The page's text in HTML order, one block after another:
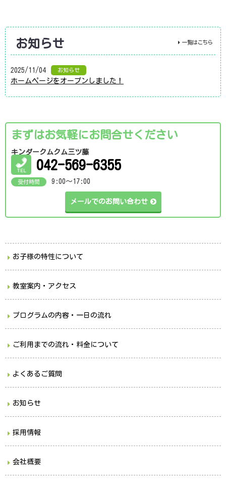
お知らせ
2025/11/04 お知らせ
ホームページをオープンしました！
一覧はこちら
まずはお気軽にお問合せください
キンダークムクム三ツ藤
042-569-6355
受付時間 9:00～17:00
メールでのお問い合わせ
お子様の特性について
教室案内・アクセス
プログラムの内容・一日の流れ
ご利用までの流れ・料金について
よくあるご質問
お知らせ
採用情報
会社概要